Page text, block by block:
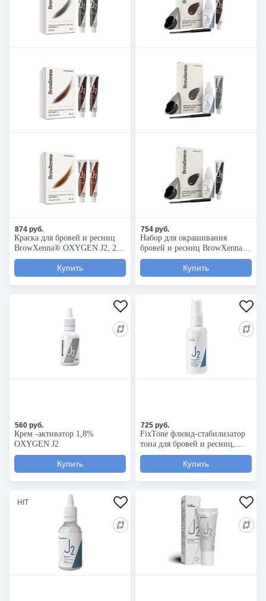
Краска для бровей и ресниц
BrowXenna® OXYGEN J2, 2
шт.
874 руб.
Набор для окрашивания
бровей и ресниц BrowXenna®
OXYGEN J2 (краска + оксид)
754 руб.
Крем -активатор 1,8%
OXYGEN J2
560 руб.
FixTone флюид-стабилизатор
тона для бровей и ресниц,
OXYGEN J2
725 руб.
HIT